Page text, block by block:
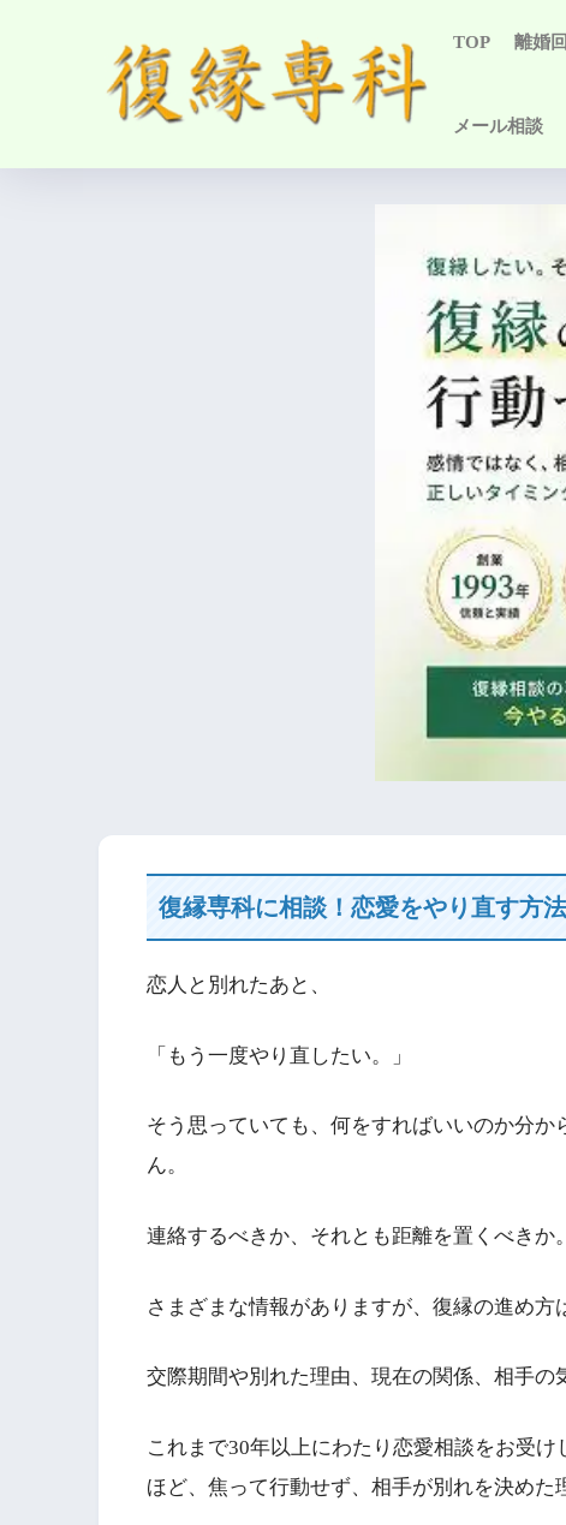
TOP 離婚
メール相談
復縁専科に相談！恋愛をやり直す方
恋人と別れたあと、
「もう一度やり直したい。」
そう思っていても、何をすればいいのか分
ん。
連絡するべきか、それとも距離を置くべきか。
さまざまな情報がありますが、復縁の進め方
交際期間や別れた理由、現在の関係、相手の
これまで30年以上にわたり恋愛相談をお受
ほど、焦って行動せず、相手が別れを決めた